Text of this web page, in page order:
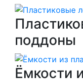
поддоны
Ёмкости